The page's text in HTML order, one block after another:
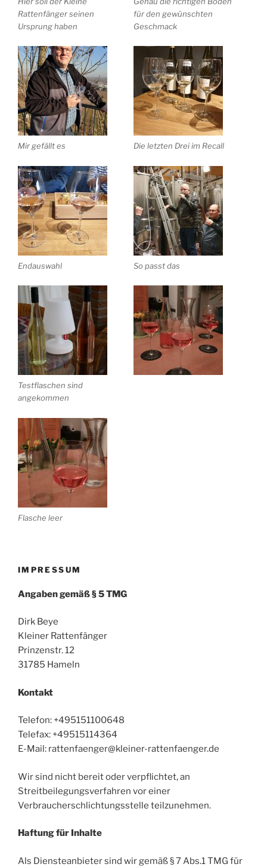
Rattenfänger seinen
Ursprung haben
für den gewünschten
Geschmack
Mir gefällt es Die letzten Drei im Recall
Endauswahl So passt das
Testflaschen sind
angekommen
Flasche leer
IMPRESSUM
Angaben gemäß § 5 TMG
Dirk Beye
Kleiner Rattenfänger
Prinzenstr. 12
31785 Hameln
Kontakt
Telefon: +495151100648
Telefax: +49515114364
E-Mail: rattenfaenger@kleiner-rattenfaenger.de
Wir sind nicht bereit oder verpflichtet, an
Streitbeilegungsverfahren vor einer
Verbraucherschlichtungsstelle teilzunehmen.
Haftung für Inhalte
Als Diensteanbieter sind wir gemäß § 7 Abs.1 TMG für